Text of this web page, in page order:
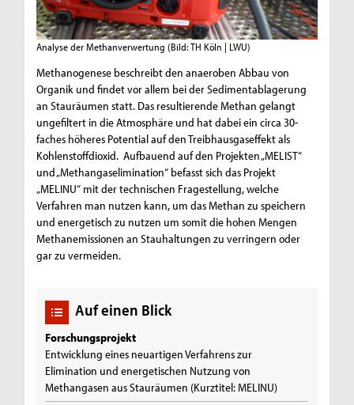
Analyse der Methanverwertung (Bild: TH Köln | LWU)
Methanogenese beschreibt den anaeroben Abbau von
Organik und findet vor allem bei der Sedimentablagerung
an Stauräumen statt. Das resultierende Methan gelangt
ungefiltert in die Atmosphäre und hat dabei ein circa 30-
faches höheres Potential auf den Treibhausgaseffekt als
Kohlenstoffdioxid. Aufbauend auf den Projekten „MELIST“
und „Methangaselimination“ befasst sich das Projekt
„MELINU“ mit der technischen Fragestellung, welche
Verfahren man nutzen kann, um das Methan zu speichern
und energetisch zu nutzen um somit die hohen Mengen
Methanemissionen an Stauhaltungen zu verringern oder
gar zu vermeiden.
Auf einen Blick
Forschungsprojekt
Entwicklung eines neuartigen Verfahrens zur
Elimination und energetischen Nutzung von
Methangasen aus Stauräumen (Kurztitel: MELINU)